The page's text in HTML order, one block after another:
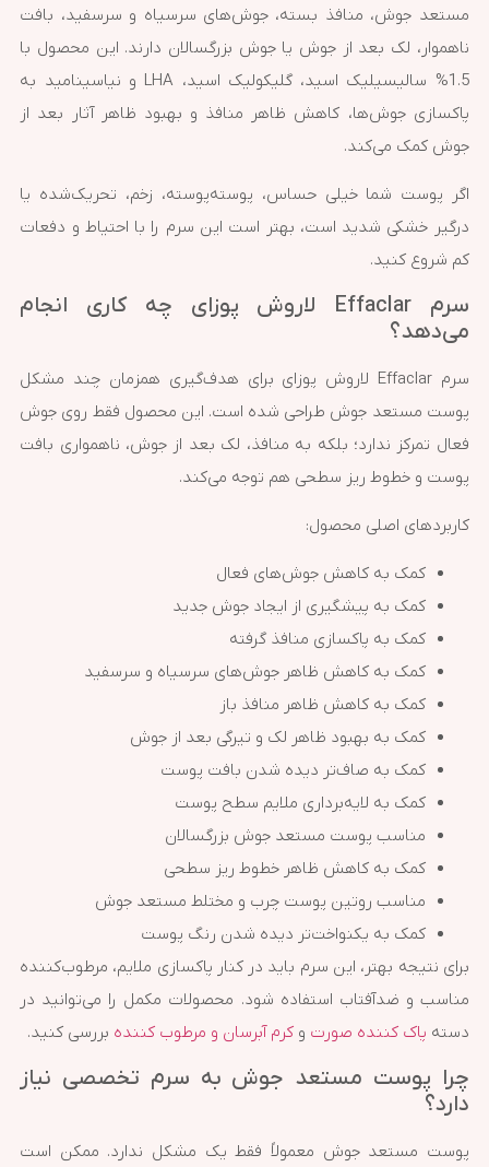
مستعد جوش، منافذ بسته، جوش‌های سرسیاه و سرسفید، بافت
ناهموار، لک بعد از جوش یا جوش بزرگسالان دارند. این محصول با
1.5% سالیسیلیک اسید، گلیکولیک اسید، LHA و نیاسینامید به
پاکسازی جوش‌ها، کاهش ظاهر منافذ و بهبود ظاهر آثار بعد از
جوش کمک می‌کند.
اگر پوست شما خیلی حساس، پوسته‌پوسته، زخم، تحریک‌شده یا
درگیر خشکی شدید است، بهتر است این سرم را با احتیاط و دفعات
کم شروع کنید.
سرم Effaclar لاروش پوزای چه کاری انجام
می‌دهد؟
سرم Effaclar لاروش پوزای برای هدف‌گیری همزمان چند مشکل
پوست مستعد جوش طراحی شده است. این محصول فقط روی جوش
فعال تمرکز ندارد؛ بلکه به منافذ، لک بعد از جوش، ناهمواری بافت
پوست و خطوط ریز سطحی هم توجه می‌کند.
کاربردهای اصلی محصول:
کمک به کاهش جوش‌های فعال
کمک به پیشگیری از ایجاد جوش جدید
کمک به پاکسازی منافذ گرفته
کمک به کاهش ظاهر جوش‌های سرسیاه و سرسفید
کمک به کاهش ظاهر منافذ باز
کمک به بهبود ظاهر لک و تیرگی بعد از جوش
کمک به صاف‌تر دیده شدن بافت پوست
کمک به لایه‌برداری ملایم سطح پوست
مناسب پوست مستعد جوش بزرگسالان
کمک به کاهش ظاهر خطوط ریز سطحی
مناسب روتین پوست چرب و مختلط مستعد جوش
کمک به یکنواخت‌تر دیده شدن رنگ پوست
برای نتیجه بهتر، این سرم باید در کنار پاکسازی ملایم، مرطوب‌کننده
مناسب و ضدآفتاب استفاده شود. محصولات مکمل را می‌توانید در
دسته پاک کننده صورت وکرم آبرسان و مرطوب کننده بررسی کنید.
چرا پوست مستعد جوش به سرم تخصصی نیاز
دارد؟
پوست مستعد جوش معمولاً فقط یک مشکل ندارد. ممکن است